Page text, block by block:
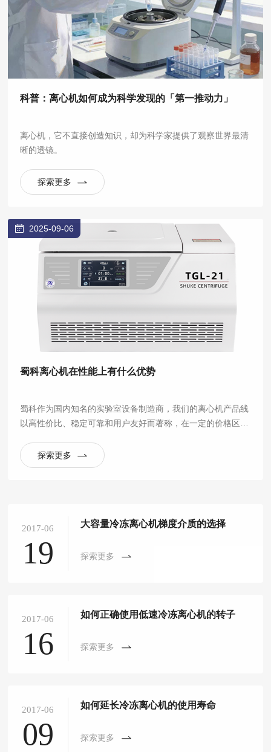
科普：离心机如何成为科学发现的「第一推动力」
离心机，它不直接创造知识，却为科学家提供了观察世界最清
晰的透镜。
探索更多
2025-09-06
蜀科离心机在性能上有什么优势
蜀科作为国内知名的实验室设备制造商，我们的离心机产品线
以高性价比、稳定可靠和用户友好而著称，在一定的价格区间
探索更多
2017-06
19
大容量冷冻离心机梯度介质的选择
探索更多
2017-06
16
如何正确使用低速冷冻离心机的转子
探索更多
2017-06
09
如何延长冷冻离心机的使用寿命
探索更多